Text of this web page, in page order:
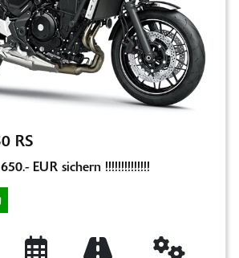
RS
EUR sichern !!!!!!!!!!!!!!